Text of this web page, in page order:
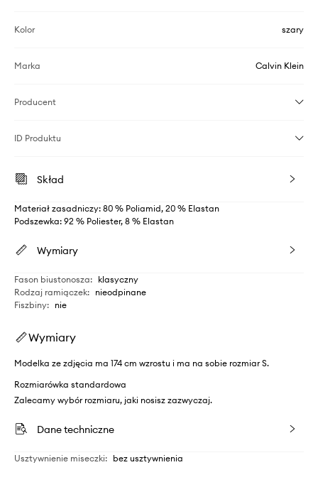
Kolor szary
Marka Calvin Klein
Producent
ID Produktu
Skład
Materiał zasadniczy: 80 % Poliamid, 20 % Elastan
Podszewka: 92 % Poliester, 8 % Elastan
Wymiary
Fason biustonosza: klasyczny
Rodzaj ramiączek: nieodpinane
Fiszbiny: nie
Wymiary
Modelka ze zdjęcia ma 174 cm wzrostu i ma na sobie rozmiar S.
Rozmiarówka standardowa
Zalecamy wybór rozmiaru, jaki nosisz zazwyczaj.
Dane techniczne
Usztywnienie miseczki: bez usztywnienia